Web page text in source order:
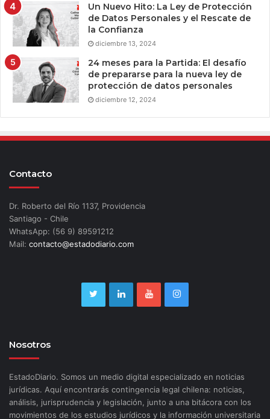
Un Nuevo Hito: La Ley de Protección
de Datos Personales y el Rescate de
la Confianza
diciembre 13, 2024
24 meses para la Partida: El desafío
de prepararse para la nueva ley de
protección de datos personales
diciembre 12, 2024
Contacto
Dr. Roberto del Río 1137, Providencia
Santiago - Chile
WhatsApp: (56 9) 89591212
Mail: contacto@estadodiario.com
Nosotros
EstadoDiario. Somos un medio digital especializado en noticias
jurídicas. Aquí encontrarás contingencia legal chilena: noticias,
análisis, jurisprudencia y legislación, junto a una bitácora con los
movimientos de los estudios jurídicos y la información universitaria